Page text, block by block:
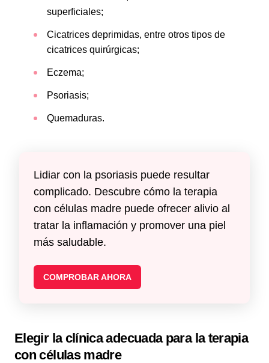
superficiales;
Cicatrices deprimidas, entre otros tipos de
cicatrices quirúrgicas;
Eczema;
Psoriasis;
Quemaduras.
Lidiar con la psoriasis puede resultar
complicado. Descubre cómo la terapia
con células madre puede ofrecer alivio al
tratar la inflamación y promover una piel
más saludable.
COMPROBAR AHORA
Elegir la clínica adecuada para la terapia
con células madre